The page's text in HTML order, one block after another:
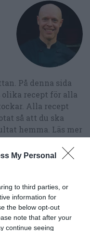
My Personal
to third parties, or
information for
the below opt-out
note that after your
continue seeing
På denna sida
olika recept för alla
Alla recept
så att du ska
hemma. Läs mer